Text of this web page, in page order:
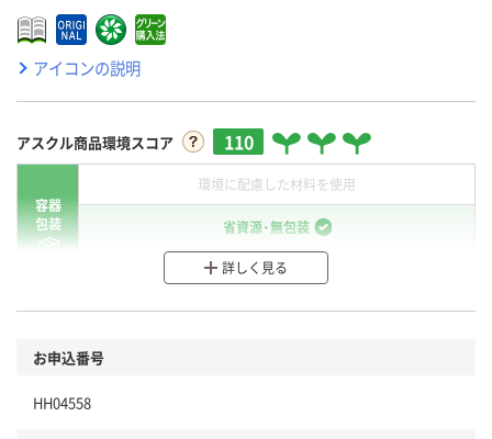
アイコンの説明
アスクル商品環境スコア 110
容器
包装
環境に配慮した材料を使用
省資源・無包装
分別・リサイクルしやすい設計
本体
詳しく見る
お申込番号
HH04558